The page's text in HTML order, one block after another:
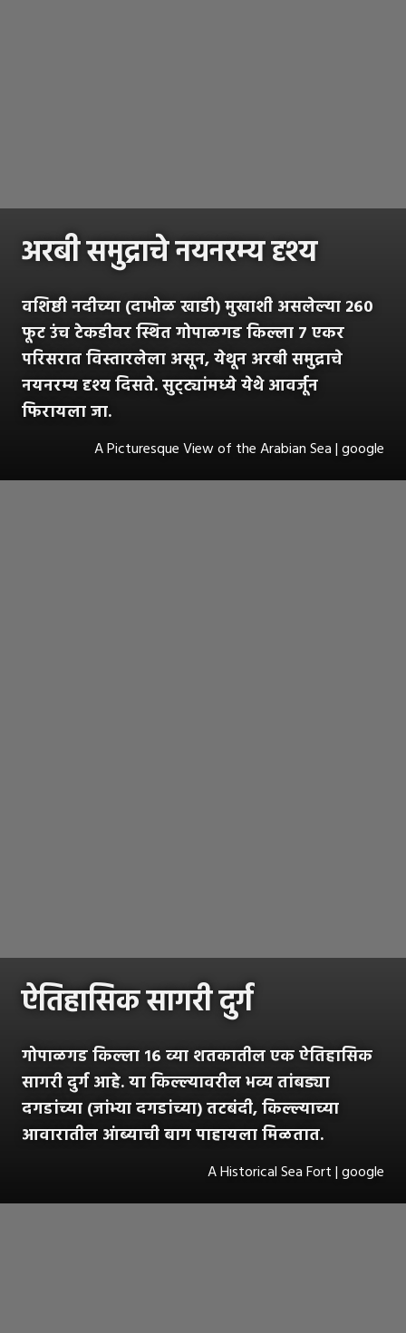
अरबी समुद्राचे नयनरम्य दृश्य
वशिष्ठी नदीच्या (दाभोळ खाडी) मुखाशी असलेल्या २६०
फूट उंच टेकडीवर स्थित गोपाळगड किल्ला ७ एकर
परिसरात विस्तारलेला असून, येथून अरबी समुद्राचे
नयनरम्य दृश्य दिसते. सुट्ट्यांमध्ये येथे आवर्जून
फिरायला जा.
A Picturesque View of the Arabian Sea | google
ऐतिहासिक सागरी दुर्ग
गोपाळगड किल्ला १६ व्या शतकातील एक ऐतिहासिक
सागरी दुर्ग आहे. या किल्ल्यावरील भव्य तांबड्या
दगडांच्या (जांभ्या दगडांच्या) तटबंदी, किल्ल्याच्या
आवारातील आंब्याची बाग पाहायला मिळतात.
A Historical Sea Fort | google